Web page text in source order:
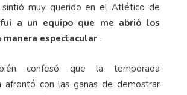
muy querido en el Atlético de
a un equipo que me abrió los
manera espectacular”.
confesó que la temporada
afrontó con las ganas de demostrar